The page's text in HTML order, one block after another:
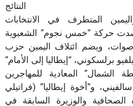
النتائج
المتطرف في الانتخابات
حركة “خمس نجوم” الشعبوية
من الأصوات، ويضم ائتلاف اليمين حزب
برلسكوني، “إيطاليا إلى الأمام”
الشمال” المعادية للمهاجرين
و”أخوة إيطاليا” (فراتيلي
الصحافية والوزيرة السابقة في